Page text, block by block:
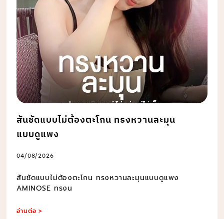
สันชัดแบบไม่ต้องตะโกน ทรงหวานละมุน
แบบดูแพง
04/08/2026
สันชัดแบบไม่ต้องตะโกน ทรงหวานละมุนแบบดูแพง
AMINOSE ทรงน
อ่านต่อ >